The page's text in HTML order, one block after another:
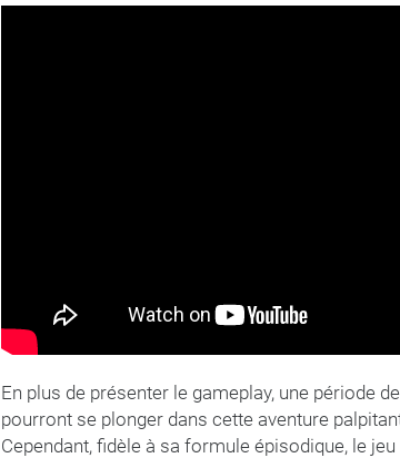
En plus de présenter le gameplay, une période
pourront se plonger dans cette aventure
Cependant, fidèle à sa formule épisodique, le